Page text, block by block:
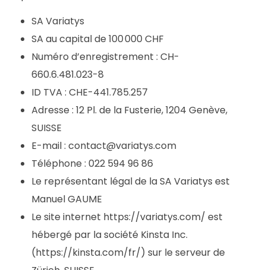
SA Variatys
SA au capital de 100 000 CHF
Numéro d’enregistrement : CH-
660.6.481.023-8
ID TVA : CHE-441.785.257
Adresse : 12 Pl. de la Fusterie, 1204 Genève,
SUISSE
E-mail : contact@variatys.com
Téléphone : 022 594 96 86
Le représentant légal de la SA Variatys est
Manuel GAUME
Le site internet https://variatys.com/ est
hébergé par la société Kinsta Inc.
(https://kinsta.com/fr/) sur le serveur de